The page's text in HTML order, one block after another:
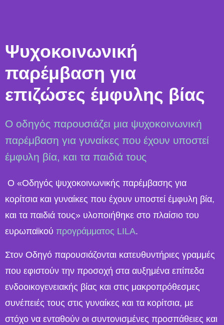
Ψυχοκοινωνική
παρέμβαση για
επιζώσες έμφυλης βίας
Ο oδηγός παρουσιάζει μια ψυχοκοινωνική
παρέμβαση για γυναίκες που έχουν υποστεί
έμφυλη βία, και τα παιδιά τους
Ο «Οδηγός ψυχοκοινωνικής παρέμβασης για
κορίτσια και γυναίκες που έχουν υποστεί έμφυλη βία,
και τα παιδιά τους» υλοποιήθηκε στο πλαίσιο του
ευρωπαϊκού προγράμματος LILA.
Στον Οδηγό παρουσιάζονται κατευθυντήριες γραμμές
που εφιστούν την προσοχή στα αυξημένα επίπεδα
ενδοοικογενειακής βίας και στις μακροπρόθεσμες
συνέπειές τους στις γυναίκες και τα κορίτσια, με
στόχο να ενταθούν οι συντονισμένες προσπάθειες και